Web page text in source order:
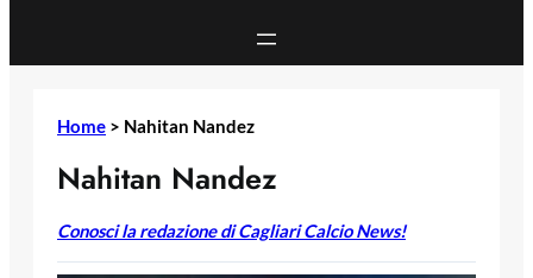
Home > Nahitan Nandez
Nahitan Nandez
Conosci la redazione di Cagliari Calcio News!